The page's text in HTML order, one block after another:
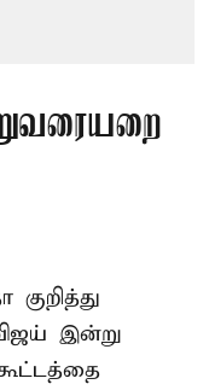
இன்று